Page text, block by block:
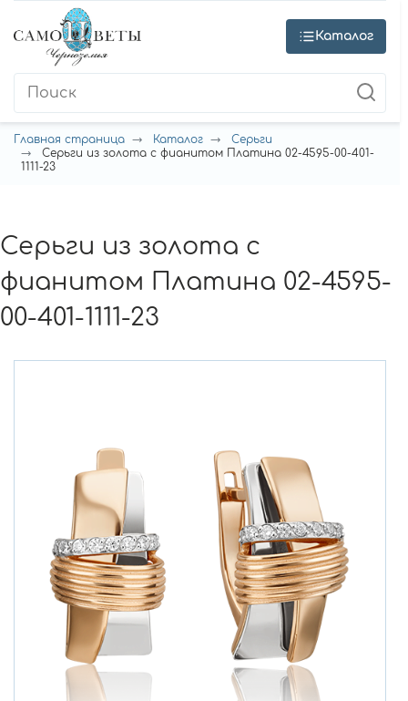
Каталог
Главная страница Каталог
Серьги
Серьги из золота с фианитом Платина 02-4595-00-401-
1111-23
Серьги из золота с
фианитом Платина 02-4595-
00-401-1111-23